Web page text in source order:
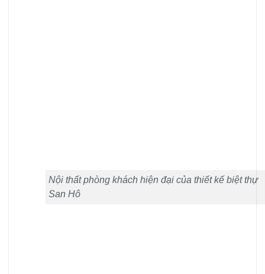
Nội thất phòng khách hiện đại của thiết kế biệt thự
San Hô